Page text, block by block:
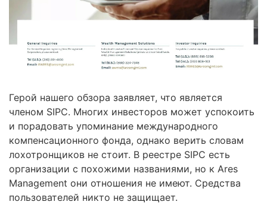
Герой нашего обзора заявляет, что является
членом SIPC. Многих инвесторов может успокоить
и порадовать упоминание международного
компенсационного фонда, однако верить словам
лохотронщиков не стоит. В реестре SIPC есть
организации с похожими названиями, но к Ares
Management они отношения не имеют. Средства
пользователей никто не защищает.